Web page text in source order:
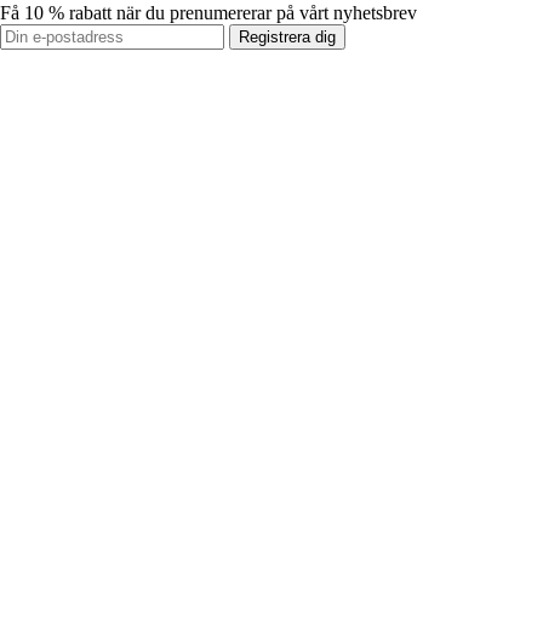
Få 10 % rabatt när du prenumererar på vårt nyhetsbrev
Registrera dig